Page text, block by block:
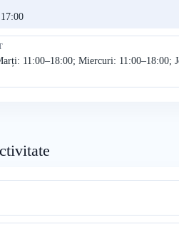
11:00–18:00; Miercuri: 11:00–18:00;